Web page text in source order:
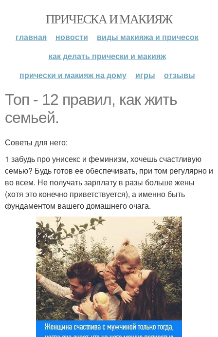
ПРИЧЕСКА И МАКИЯЖ
главная новости
виды макияжа и причесок
как делать прически и макияж
прически и макияж на дому
игры отзывы
Топ - 12 правил, как жить
семьей.
Советы для него:
1 забудь про унисекс и феминизм, хочешь счастливую
семью? Будь готов ее обеспечивать, при том регулярно и
во всем. Не получать зарплату в разы больше жены
(хотя это конечно приветствуется), а именно быть
фундаментом вашего домашнего очага.